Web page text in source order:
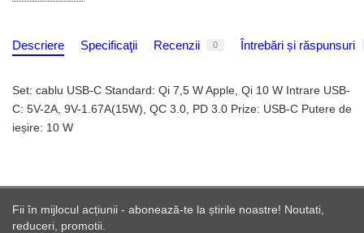
Descriere Specificaţii Recenzii 0 Întrebări și răspunsuri
Set: cablu USB-C Standard: Qi 7,5 W Apple, Qi 10 W Intrare USB-
C: 5V-2A, 9V-1.67A(15W), QC 3.0, PD 3.0 Prize: USB-C Putere de
ieșire: 10 W
Fii în mijlocul acțiunii - abonează-te la știrile noastre! Noutati,
reduceri, promotii.